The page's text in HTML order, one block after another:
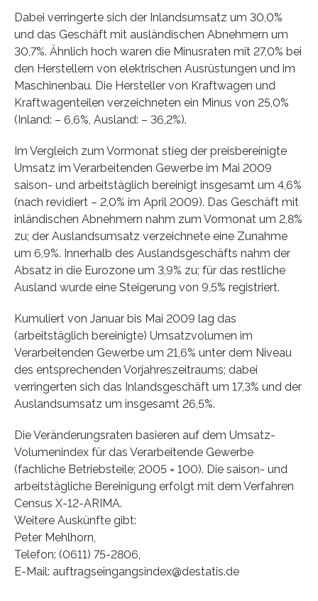
Dabei verringerte sich der Inlandsumsatz um 30,0%
und das Geschäft mit ausländischen Abnehmern um
30,7%. Ähnlich hoch waren die Minusraten mit 27,0% bei
den Herstellern von elektrischen Ausrüstungen und im
Maschinenbau. Die Hersteller von Kraftwagen und
Kraftwagenteilen verzeichneten ein Minus von 25,0%
(Inland: – 6,6%, Ausland: – 36,2%).
Im Vergleich zum Vormonat stieg der preisbereinigte
Umsatz im Verarbeitenden Gewerbe im Mai 2009
saison- und arbeitstäglich bereinigt insgesamt um 4,6%
(nach revidiert – 2,0% im April 2009). Das Geschäft mit
inländischen Abnehmern nahm zum Vormonat um 2,8%
zu; der Auslandsumsatz verzeichnete eine Zunahme
um 6,9%. Innerhalb des Auslandsgeschäfts nahm der
Absatz in die Eurozone um 3,9% zu; für das restliche
Ausland wurde eine Steigerung von 9,5% registriert.
Kumuliert von Januar bis Mai 2009 lag das
(arbeitstäglich bereinigte) Umsatzvolumen im
Verarbeitenden Gewerbe um 21,6% unter dem Niveau
des entsprechenden Vorjahreszeitraums; dabei
verringerten sich das Inlandsgeschäft um 17,3% und der
Auslandsum­satz um insgesamt 26,5%.
Die Veränderungsraten basieren auf dem Umsatz-
Volumenindex für das Verarbeitende Gewerbe
(fachliche Betriebsteile; 2005 = 100). Die saison- und
arbeitstägliche Bereinigung erfolgt mit dem Verfahren
Census X-12-ARIMA.
Weitere Auskünfte gibt:
Peter Mehlhorn,
Telefon: (0611) 75-2806,
E-Mail: auftragseingangsindex@destatis.de